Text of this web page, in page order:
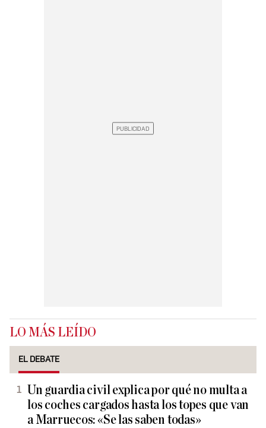
LO MÁS LEÍDO
EL DEBATE
Un guardia civil explica por qué no multa a
los coches cargados hasta los topes que van
a Marruecos: «Se las saben todas»